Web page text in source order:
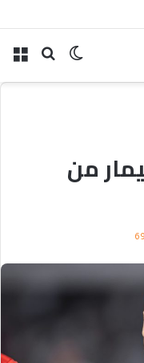
بحث الوضع
من